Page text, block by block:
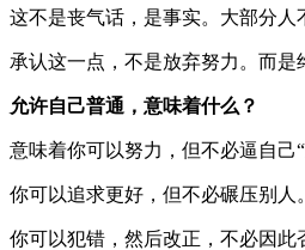
这不是丧气话，是事实。大部分人
承认这一点，不是放弃努力。而是
允许自己普通，意味着什么？
意味着你可以努力，但不必逼自己“
你可以追求更好，但不必碾压别人。
你可以犯错，然后改正，不必因此